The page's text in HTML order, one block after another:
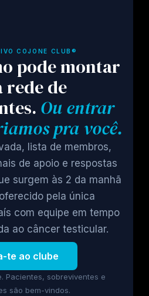
COJONE CLUB®
pode montar
rede de
Ou entrar
pra você.
lista de membros,
de apoio e respostas
surgem às 2 da manhã
pela única
com equipe em tempo
ao câncer testicular.
te ao clube
Pacientes, sobreviventes e
são bem-vindos.